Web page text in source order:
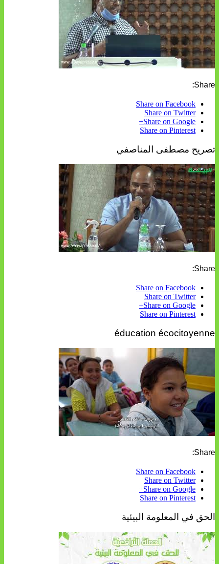
Share:
Share on Facebook
Share on Twitter
Share on Google+
Share on Pinterest
تصريح مصطفى المناصفي
Share:
Share on Facebook
Share on Twitter
Share on Google+
Share on Pinterest
éducation écocitoyenne
Share:
Share on Facebook
Share on Twitter
Share on Google+
Share on Pinterest
الحق في المعلومة البيئية